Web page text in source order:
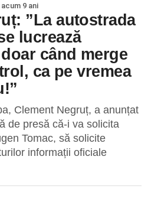
acum 9 ani
”La autostrada
lucrează
când merge
ca pe vremea
Clement Negruț, a anunțat
de presă că-i va solicita
Tomac, să solicite
informații oficiale